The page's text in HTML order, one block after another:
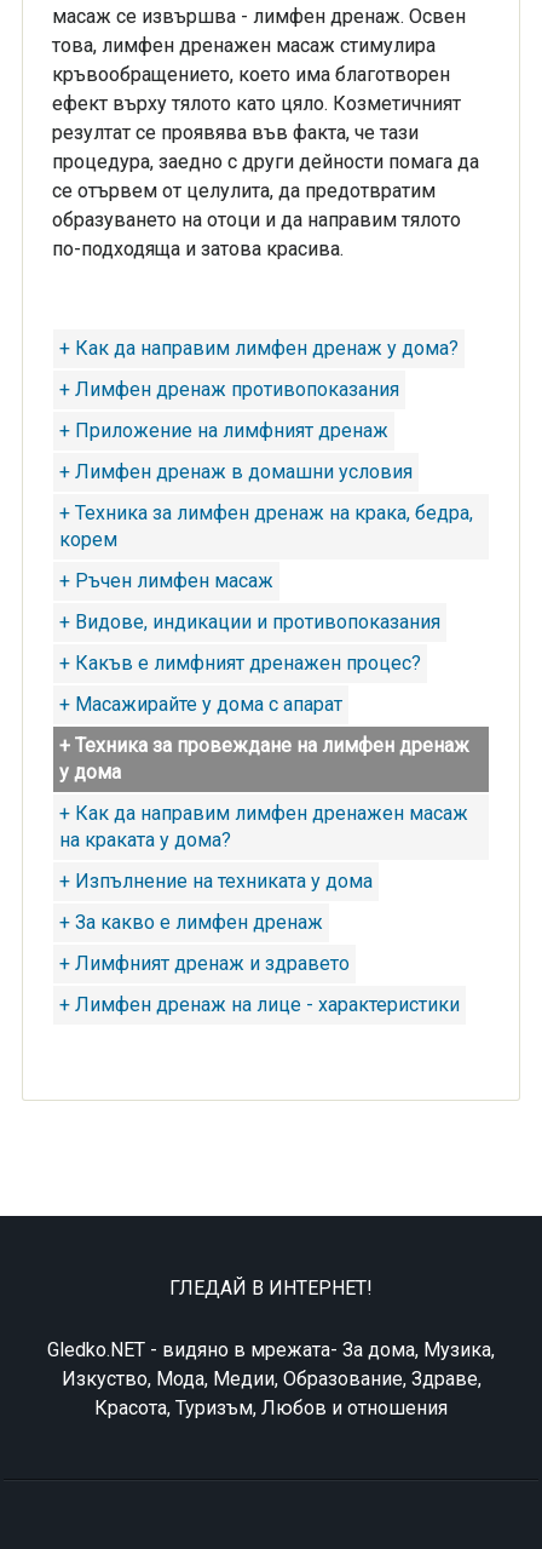
масаж се извършва - лимфен дренаж. Освен
това, лимфен дренажен масаж стимулира
кръвообращението, което има благотворен
ефект върху тялото като цяло. Козметичният
резултат се проявява във факта, че тази
процедура, заедно с други дейности помага да
се отървем от целулита, да предотвратим
образуването на отоци и да направим тялото
по-подходяща и затова красива.
+ Как да направим лимфен дренаж у дома?
+ Лимфен дренаж противопоказания
+ Приложение на лимфният дренаж
+ Лимфен дренаж в домашни условия
+ Техника за лимфен дренаж на крака, бедра,
корем
+ Ръчен лимфен масаж
+ Видове, индикации и противопоказания
+ Какъв е лимфният дренажен процес?
+ Масажирайте у дома с апарат
+ Техника за провеждане на лимфен дренаж
у дома
+ Как да направим лимфен дренажен масаж
на краката у дома?
+ Изпълнение на техниката у дома
+ За какво е лимфен дренаж
+ Лимфният дренаж и здравето
+ Лимфен дренаж на лице - характеристики
ГЛЕДАЙ В ИНТЕРНЕТ!
Gledko.NET - видяно в мрежата- За дома, Музика,
Изкуство, Мода, Медии, Образование, Здраве,
Красота, Туризъм, Любов и отношения